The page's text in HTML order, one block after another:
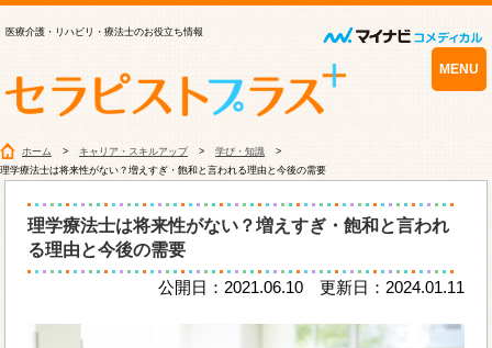
医療介護・リハビリ・療法士のお役立ち情報
MENU
ホーム キャリア・スキルアップ
学び・知識
理学療法士は将来性がない？増えすぎ・飽和と言われる理由と今後の需要
理学療法士は将来性がない？増えすぎ・飽和と言われ
る理由と今後の需要
公開日：2021.06.10 更新日：2024.01.11